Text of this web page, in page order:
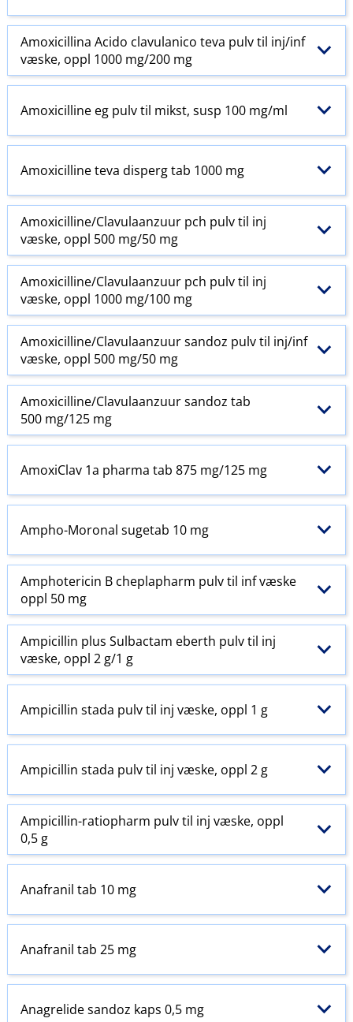
Amoxicillina Acido clavulanico teva pulv til inj​/​inf
væske, oppl 1000 mg/200 mg
Amoxicilline eg pulv til mikst, susp 100 mg/ml
Amoxicilline teva disperg tab 1000 mg
Amoxicilline​/​Clavulaanzuur pch pulv til inj
væske, oppl 500 mg/50 mg
Amoxicilline​/​Clavulaanzuur pch pulv til inj
væske, oppl 1000 mg/100 mg
Amoxicilline​/​Clavulaanzuur sandoz pulv til inj​/​inf
væske, oppl 500 mg/50 mg
Amoxicilline​/​Clavulaanzuur sandoz tab
500 mg/125 mg
AmoxiClav 1a pharma tab 875 mg/125 mg
Ampho-Moronal sugetab 10 mg
Amphotericin B cheplapharm pulv til inf væske
oppl 50 mg
Ampicillin plus Sulbactam eberth pulv til inj
væske, oppl 2 g/1 g
Ampicillin stada pulv til inj væske, oppl 1 g
Ampicillin stada pulv til inj væske, oppl 2 g
Ampicillin-ratiopharm pulv til inj væske, oppl
0,5 g
Anafranil tab 10 mg
Anafranil tab 25 mg
Anagrelide sandoz kaps 0,5 mg